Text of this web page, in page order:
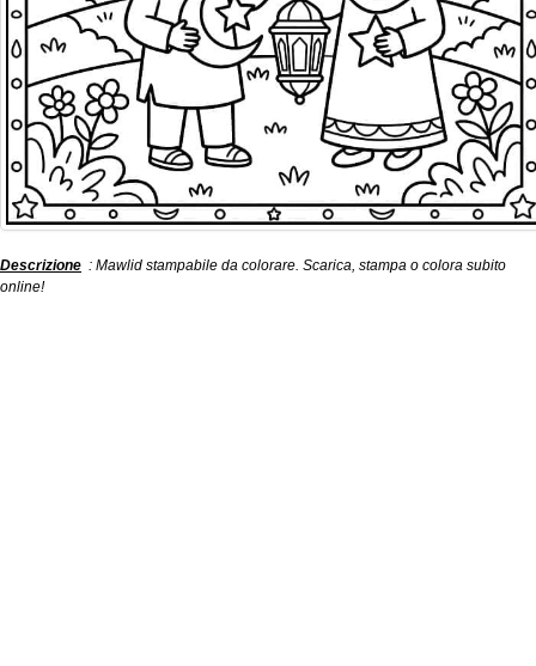
Descrizione : Mawlid stampabile da colorare. Scarica, stampa o colora subito
online!